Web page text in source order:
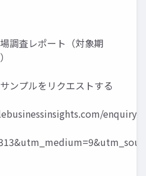
調査レポート（対象期
ンプルをリクエストする
enquiry/